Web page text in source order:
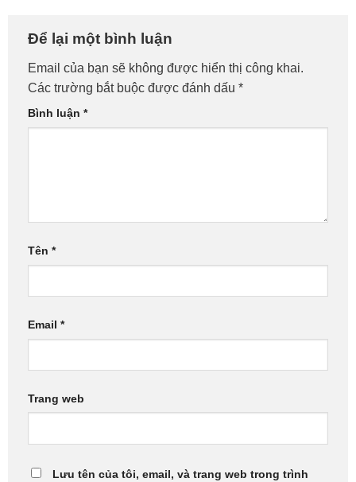
Giá Rẻ, Gọi Là Có!
Để lại một bình luận
Email của bạn sẽ không được hiển thị công khai.
Các trường bắt buộc được đánh dấu *
Bình luận *
Tên *
Email *
Trang web
Lưu tên của tôi, email, và trang web trong trình